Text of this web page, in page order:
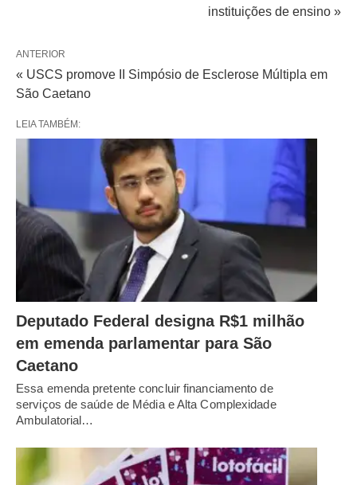
instituições de ensino »
ANTERIOR
« USCS promove II Simpósio de Esclerose Múltipla em
São Caetano
LEIA TAMBÉM:
Deputado Federal designa R$1 milhão
em emenda parlamentar para São
Caetano
Essa emenda pretente concluir financiamento de
serviços de saúde de Média e Alta Complexidade
Ambulatorial…